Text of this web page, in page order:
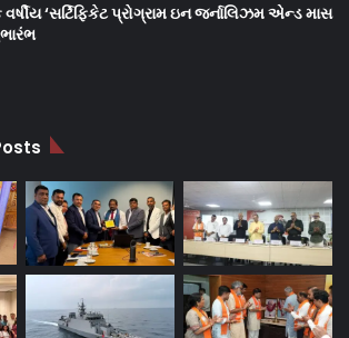
‘સર્ટિફિકેટ પ્રોગ્રામ ઇન જર્નાલિઝમ એન્ડ માસ